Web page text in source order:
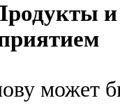
и
может